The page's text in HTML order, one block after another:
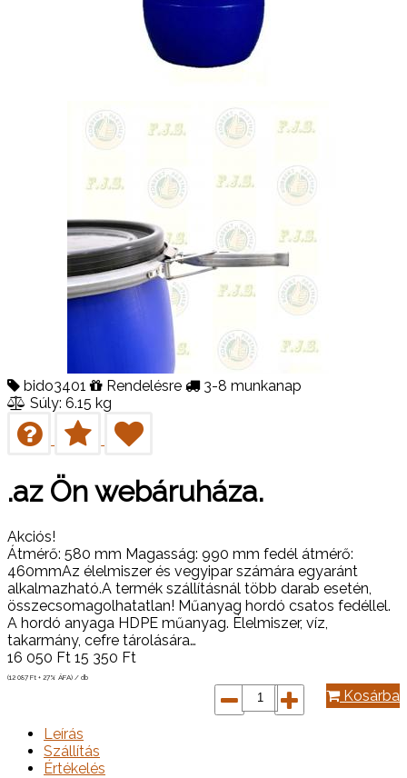
bido3401 Rendelésre
3-8 munkanap
Súly: 6.15 kg
.az Ön webáruháza.
Akciós!
Átmérő: 580 mm Magasság: 990 mm fedél átmérő:
460mmAz élelmiszer és vegyipar számára egyaránt
alkalmazható.A termék szállításnál több darab esetén,
összecsomagolhatatlan! Műanyag hordó csatos fedéllel.
A hordó anyaga HDPE műanyag. Élelmiszer, víz,
takarmány, cefre tárolására…
16 050 Ft 15 350 Ft
(12 087 Ft + 27% ÁFA) / db
Kosárba
Leírás
Szállítás
Értékelés